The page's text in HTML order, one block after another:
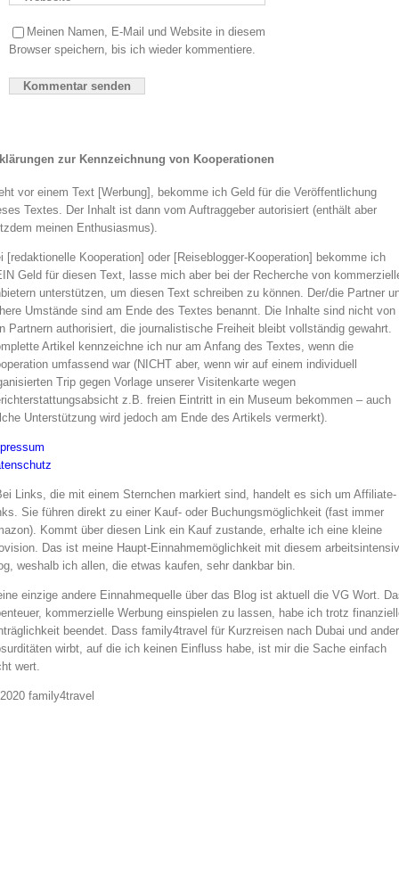
Meinen Namen, E-Mail und Website in diesem
Browser speichern, bis ich wieder kommentiere.
zur Kennzeichnung von Kooperationen
vor einem Text [Werbung], bekomme ich Geld für die Veröffentlichung
Textes. Der Inhalt ist dann vom Auftraggeber autorisiert (enthält aber
meinen Enthusiasmus).
[redaktionelle Kooperation] oder [Reiseblogger-Kooperation] bekomme ich
Geld für diesen Text, lasse mich aber bei der Recherche von
unterstützen, um diesen Text schreiben zu können. Der/die Partner
Umstände sind am Ende des Textes benannt. Die Inhalte sind nicht von
Partnern authorisiert, die journalistische Freiheit bleibt vollständig gewahrt.
Artikel kennzeichne ich nur am Anfang des Textes, wenn die
umfassend war (NICHT aber, wenn wir auf einem individuell
Trip gegen Vorlage unserer Visitenkarte wegen
z.B. freien Eintritt in ein Museum bekommen – auch
Unterstützung wird jedoch am Ende des Artikels vermerkt).
Links, die mit einem Sternchen markiert sind, handelt es sich um Affiliate-
Sie führen direkt zu einer Kauf- oder Buchungsmöglichkeit (fast immer
Kommt über diesen Link ein Kauf zustande, erhalte ich eine kleine
Das ist meine Haupt-Einnahmemöglichkeit mit diesem
weshalb ich allen, die etwas kaufen, sehr dankbar bin.
einzige andere Einnahmequelle über das Blog ist aktuell die VG Wort.
kommerzielle Werbung einspielen zu lassen, habe ich trotz
beendet. Dass family4travel für Kurzreisen nach Dubai und
wirbt, auf die ich keinen Einfluss habe, ist mir die Sache einfach
wert.
2020 family4travel